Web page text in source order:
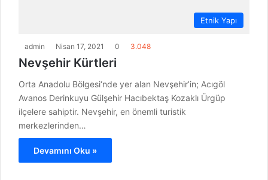
Etnik Yapı
admin Nisan 17, 2021 0 3.048
Nevşehir Kürtleri
Orta Anadolu Bölgesi‘nde yer alan Nevşehir’in; Acıgöl
Avanos Derinkuyu Gülşehir Hacıbektaş Kozaklı Ürgüp
ilçelere sahiptir. Nevşehir, en önemli turistik
merkezlerinden…
Devamını Oku »